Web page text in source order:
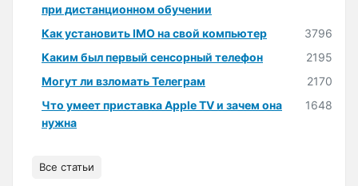
при дистанционном обучении
Как установить IMO на свой компьютер
3796
Каким был первый сенсорный телефон
2195
Могут ли взломать Телеграм
2170
Что умеет приставка Apple TV и зачем она
нужна
1648
Все статьи